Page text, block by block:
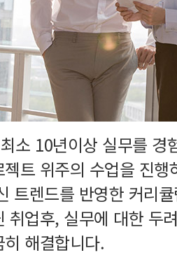
소 10년이상 실무를 경
트 위주의 수업을 진
트렌드를 반영한 커리
취업후, 실무에 대한 두
해결합니다.